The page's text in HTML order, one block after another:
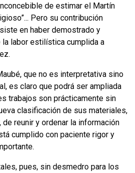
de estimar el Martín
Pero su contribución
en haber demostrado y
la labor estilísti­ca cumplida a
que no es interpretativa sino
es claro que podrá ser ampliada
trabajos son prácticamente sin
clasificación de sus materiales,
reunir y ordenar la información
cumplido con paciente rigor y
pues, sin desmedro para los